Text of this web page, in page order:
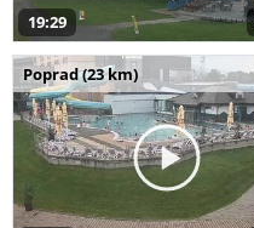
19:29
Poprad (23 km)